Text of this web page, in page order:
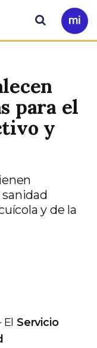
Ir
a
Buscar
para el
y
y de la
ElServicio